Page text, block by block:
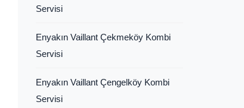
Servisi
Enyakın Vaillant Çekmeköy Kombi
Servisi
Enyakın Vaillant Çengelköy Kombi
Servisi